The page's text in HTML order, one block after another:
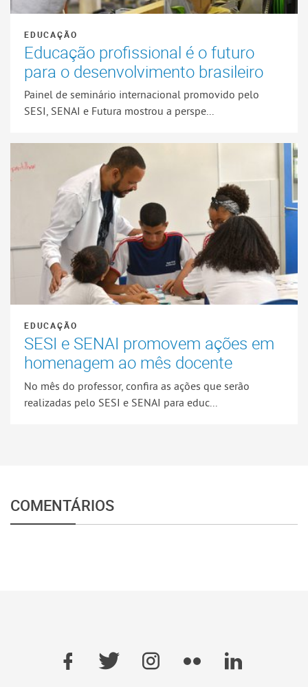
EDUCAÇÃO
Educação profissional é o futuro
para o desenvolvimento brasileiro
Painel de seminário internacional promovido pelo
SESI, SENAI e Futura mostrou a perspe...
EDUCAÇÃO
SESI e SENAI promovem ações em
homenagem ao mês docente
No mês do professor, confira as ações que serão
realizadas pelo SESI e SENAI para educ...
COMENTÁRIOS